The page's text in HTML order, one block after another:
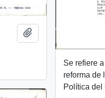
Add to clipboard
Se refiere
reforma de
Política del